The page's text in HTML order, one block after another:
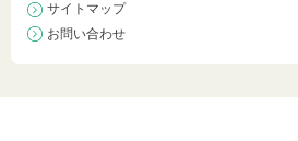
サイトマップ
お問い合わせ